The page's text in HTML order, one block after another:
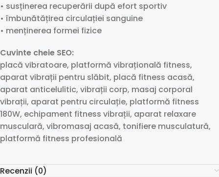
• susținerea recuperării după efort sportiv
• îmbunătățirea circulației sanguine
• menținerea formei fizice
Cuvinte cheie SEO:
placă vibratoare, platformă vibrațională fitness,
aparat vibrații pentru slăbit, placă fitness acasă,
aparat anticelulitic, vibrații corp, masaj corporal
vibrații, aparat pentru circulație, platformă fitness
180W, echipament fitness vibrații, aparat relaxare
musculară, vibromasaj acasă, tonifiere musculatură,
platformă fitness profesională
Recenzii (0)